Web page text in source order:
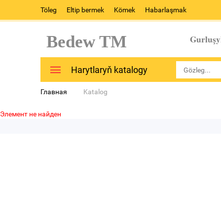
Töleg Eltip bermek Kömek Habarlaşmak
Bedew TM
Harytlaryň katalogy
Главная Katalog
Элемент не найден